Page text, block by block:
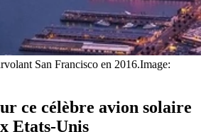
San Francisco en 2016.Image:
ce célèbre avion solaire
Etats-Unis